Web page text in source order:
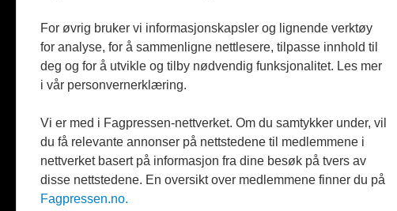
Følger Redaktørplakaten og Vær Varsom-
plakaten
For øvrig bruker vi informasjonskapsler og lignende verktøy
for analyse, for å sammenligne nettlesere, tilpasse innhold til
deg og for å utvikle og tilby nødvendig funksjonalitet. Les mer
i vår personvernerklæring.
Vi er med i Fagpressen-nettverket. Om du samtykker under, vil
du få relevante annonser på nettstedene til medlemmene i
nettverket basert på informasjon fra dine besøk på tvers av
disse nettstedene. En oversikt over medlemmene finner du på
Fagpressen.no.